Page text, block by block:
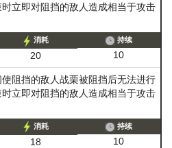
时立即对阻挡的敌人造成相当于攻击
消耗
20
持续
10
阻挡的敌人战栗被阻挡后无法进行
时立即对阻挡的敌人造成相当于攻击
消耗
18
持续
10